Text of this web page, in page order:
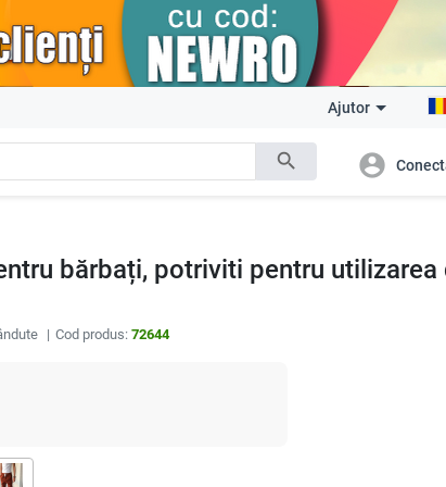
search
Ajutor
account_circle
bărbați, potriviti pentru utilizarea
Cod produs: 72644